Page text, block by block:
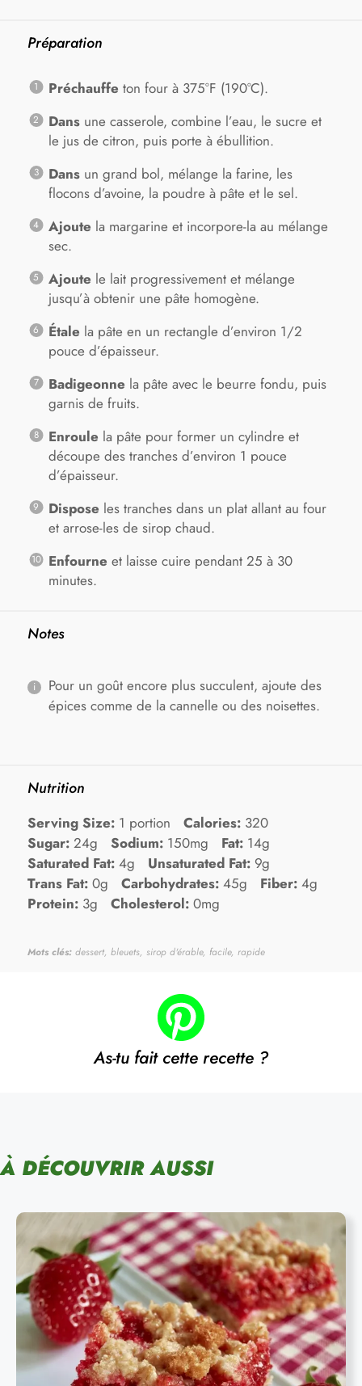
Préparation
Préchauffe ton four à 375°F (190°C).
Dansune casserole, combine l’eau, le sucre et
le jus de citron, puis porte à ébullition.
Dansun grand bol, mélange la farine, les
flocons d’avoine, la poudre à pâte et le sel.
Ajoute la margarine et incorpore-la au mélange
sec.
Ajoute le lait progressivement et mélange
jusqu’à obtenir une pâte homogène.
Étale la pâte en un rectangle d’environ 1/2
pouce d’épaisseur.
Badigeonne la pâte avec le beurre fondu, puis
garnis de fruits.
Enroule la pâte pour former un cylindre et
découpe des tranches d’environ 1 pouce
d’épaisseur.
Dispose les tranches dans un plat allant au four
et arrose-les de sirop chaud.
Enfourne et laisse cuire pendant 25 à 30
minutes.
Notes
Pour un goût encore plus succulent, ajoute des
épices comme de la cannelle ou des noisettes.
Nutrition
Serving Size: 1 portion Calories: 320
Sugar: 24g Sodium: 150mg Fat: 14g
Saturated Fat: 4g Unsaturated Fat: 9g
Trans Fat: 0g Carbohydrates: 45g Fiber: 4g
Protein: 3g Cholesterol: 0mg
Mots clés: dessert, bleuets, sirop d'érable, facile, rapide
As-tu fait cette recette ?
À DÉCOUVRIR AUSSI